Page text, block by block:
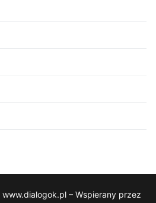
– Wspierany przez